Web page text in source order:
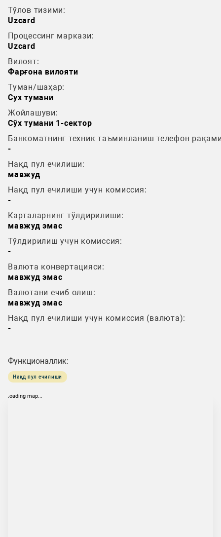
Тўлов тизими:
Uzcard
Процессинг маркази:
Uzcard
Вилоят:
Фарғона вилояти
Туман/шаҳар:
Сух тумани
Жойлашуви:
Сўх тумани 1-сектор
Банкоматнинг техник таъминланиш телефон
-
Нақд пул ечилиши:
мавжуд
Нақд пул ечилиши учун комиссия:
-
Карталарнинг тўлдирилиши:
мавжуд эмас
Тўлдирилиш учун комиссия:
-
Валюта конвертацияси:
мавжуд эмас
Валютани ечиб олиш:
мавжуд эмас
Нақд пул ечилиши учун комиссия (валюта):
-
Функционаллик:
Нақд пул ечилиши
loading map...